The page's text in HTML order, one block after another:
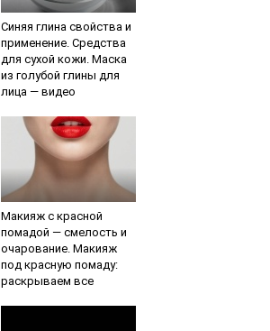
Синяя глина свойства и
применение. Средства
для сухой кожи. Маска
из голубой глины для
лица — видео
Макияж с красной
помадой — смелость и
очарование. Макияж
под красную помаду:
раскрываем все